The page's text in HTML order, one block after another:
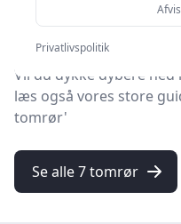
tilbud på dit næste
levering, så har vi
Vil du dykke dybere
læs også vores store
tomrør'
Se alle 7 tomrør
Privatlivspolitik